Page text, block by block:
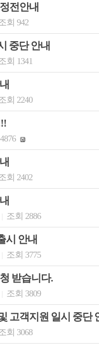
전안내
회 942
중단 안내
회 1341
회 2240
회 2402
| 조회 2886
시 안내
| 조회 3775
받습니다.
| 조회 3809
고객지원 일시 중단
회 3068